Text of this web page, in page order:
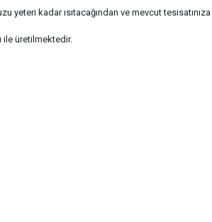
kadar ısıtacağından ve mevcut
ile üretilmektedir.